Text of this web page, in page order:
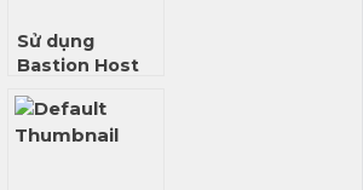
Sử dụng
Bastion Host